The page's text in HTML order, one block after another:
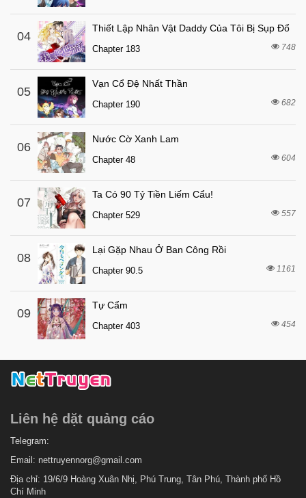
Chapter 7 8 tháng trước
Chapter 6 8 tháng trước
Chapter 5
Chapter 4.1 8 tháng trước
Chapter 4
Chapter 3 8 tháng trước
Chapter 2.1
Chapter 2
Chapter 1 8 tháng trước
04
Thiết Lập Nhân Vật Daddy Của Tôi Bị Sụp Đổ
Chapter 183 748
05
Vạn Cổ Đệ Nhất Thần
Chapter 190 682
06
Nước Cờ Xanh Lam
Chapter 48 604
07
Ta Có 90 Tỷ Tiền Liếm Cẩu!
Chapter 529 557
08
Lại Gặp Nhau Ở Ban Công Rồi
Chapter 90.5 1161
09
Tự Cẩm
Chapter 403 454
Liên hệ dặt quảng cáo
Telegram:
Email: nettruyennorg@gmail.com
Địa chỉ: 19/6/9 Hoàng Xuân Nhị, Phú Trung, Tân Phú, Thành phố Hồ
Chí Minh